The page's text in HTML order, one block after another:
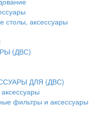
столы, аксессуары
(ДВС)
ДЛЯ (ДВС)
фильтры и аксессуары